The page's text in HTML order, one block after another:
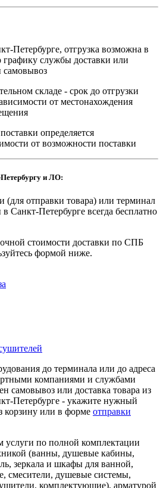
Петербурге, отгрузка возможна в
графику службы доставки или
самовывоз
складе - срок до отгрузки
от местонахождения
определяется
от возможности поставки
и ЛО:
(для отправки товара) или терминал
Санкт-Петербурге всегда бесплатно
стоимости доставки по СПБ
формой ниже.
до терминала или до адреса
компаниями и службами
самовывоз или доставка товара из
Петербурге - укажите нужный
корзину или в форме отправки
услуги по полной комплектации
(ванны, душевые кабины,
зеркала и шкафы для ванной,
смесители, душевые системы,
комплектующие), арматурой